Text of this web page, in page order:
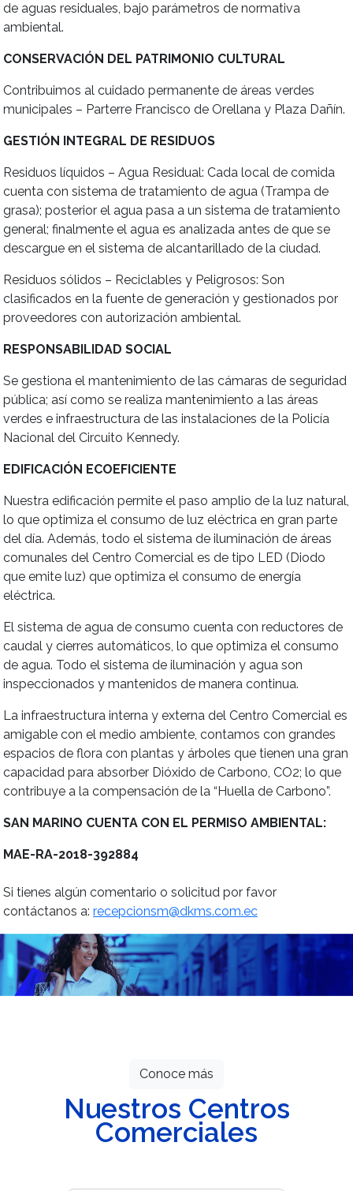
de aguas residuales, bajo parámetros de normativa
ambiental.
CONSERVACIÓN DEL PATRIMONIO CULTURAL
Contribuimos al cuidado permanente de áreas verdes
municipales – Parterre Francisco de Orellana y Plaza Dañín.
GESTIÓN INTEGRAL DE RESIDUOS
Residuos líquidos – Agua Residual: Cada local de comida
cuenta con sistema de tratamiento de agua (Trampa de
grasa); posterior el agua pasa a un sistema de tratamiento
general; finalmente el agua es analizada antes de que se
descargue en el sistema de alcantarillado de la ciudad.
Residuos sólidos – Reciclables y Peligrosos: Son
clasificados en la fuente de generación y gestionados por
proveedores con autorización ambiental.
RESPONSABILIDAD SOCIAL
Se gestiona el mantenimiento de las cámaras de seguridad
pública; así como se realiza mantenimiento a las áreas
verdes e infraestructura de las instalaciones de la Policía
Nacional del Circuito Kennedy.
EDIFICACIÓN ECOEFICIENTE
Nuestra edificación permite el paso amplio de la luz natural,
lo que optimiza el consumo de luz eléctrica en gran parte
del día. Además, todo el sistema de iluminación de áreas
comunales del Centro Comercial es de tipo LED (Diodo
que emite luz) que optimiza el consumo de energía
eléctrica.
El sistema de agua de consumo cuenta con reductores de
caudal y cierres automáticos, lo que optimiza el consumo
de agua. Todo el sistema de iluminación y agua son
inspeccionados y mantenidos de manera continua.
La infraestructura interna y externa del Centro Comercial es
amigable con el medio ambiente, contamos con grandes
espacios de flora con plantas y árboles que tienen una gran
capacidad para absorber Dióxido de Carbono, CO2; lo que
contribuye a la compensación de la “Huella de Carbono”.
SAN MARINO CUENTA CON EL PERMISO AMBIENTAL:
MAE-RA-2018-392884
Si tienes algún comentario o solicitud por favor
contáctanos a: recepcionsm@dkms.com.ec
Conoce más
Nuestros Centros
Comerciales